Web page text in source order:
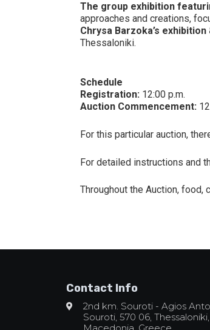
The group exhibition
approaches and creations,
Chrysa Barzoka’s
Thessaloniki.
Schedule
Registration: 12:00 p.m.
Auction Commencement:
For this particular auction,
For detailed instructions and
Throughout the Auction,
Contact Info
2nd km. Souroti - Agios
Souroti, 570 06,